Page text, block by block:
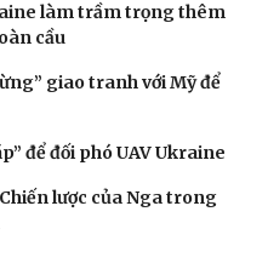
làm trầm trọng thêm
cầu
giao tranh với Mỹ để
để đối phó UAV Ukraine
lược của Nga trong